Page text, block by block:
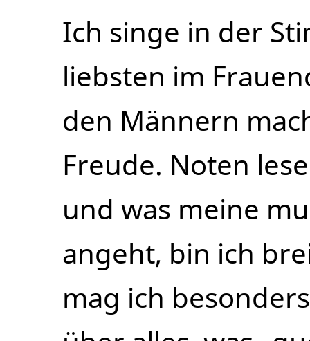
Ich singe in der
liebsten im
den Männern
Freude. Noten
und was meine
angeht, bin ich
mag ich